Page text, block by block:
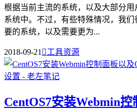
根据当前主流的系统，以及大部分
系统中。不过，有些特殊情况，我
要的系统，以及需要更为...
2018-09-21 工具资源
CentOS7安装Webmin控